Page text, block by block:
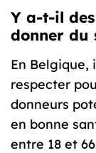
Y a-t-il
donner du
En Belgique,
respecter
donneurs
en bonne
entre 18 et